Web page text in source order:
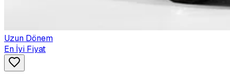
Uzun Dönem
En İyi Fiyat